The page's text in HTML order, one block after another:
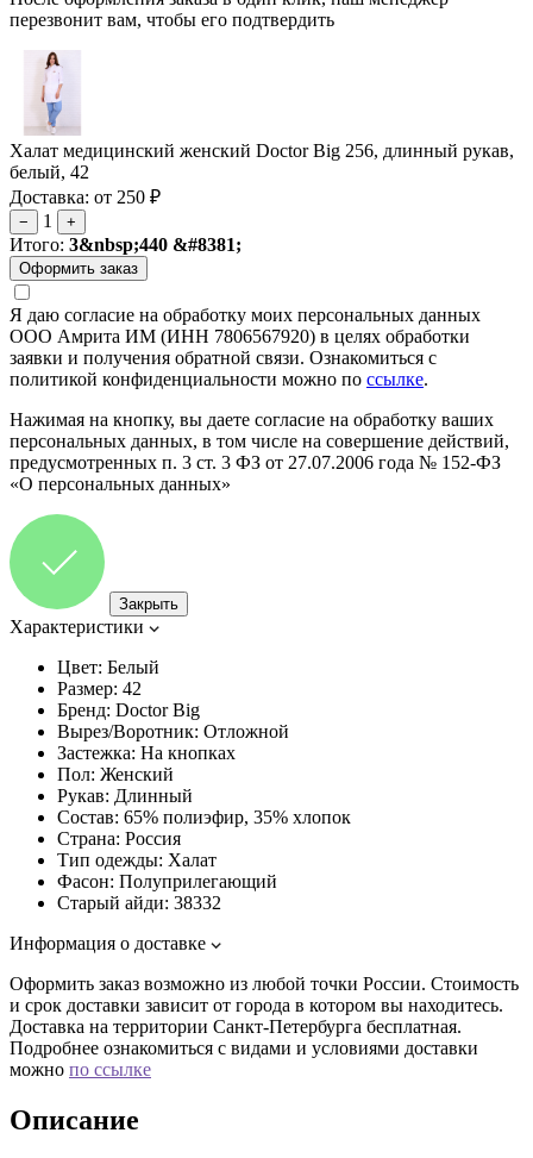
перезвонит вам, чтобы его подтвердить
Халат медицинский женский Doctor Big 256, длинный рукав,
белый, 42
Доставка: от 250 ₽
− 1 +
Итого: 3&nbsp;440 &#8381;
Я даю согласие на обработку моих персональных данных
ООО Амрита ИМ (ИНН 7806567920) в целях обработки
заявки и получения обратной связи. Ознакомиться с
политикой конфиденциальности можно по ссылке.
Нажимая на кнопку, вы даете согласие на обработку ваших
персональных данных, в том числе на совершение действий,
предусмотренных п. 3 ст. 3 ФЗ от 27.07.2006 года № 152-ФЗ
«О персональных данных»
Закрыть
Характеристики
Цвет: Белый
Размер: 42
Бренд: Doctor Big
Вырез/Воротник: Отложной
Застежка: На кнопках
Пол: Женский
Рукав: Длинный
Состав: 65% полиэфир, 35% хлопок
Страна: Россия
Тип одежды: Халат
Фасон: Полуприлегающий
Старый айди: 38332
Информация о доставке
Оформить заказ возможно из любой точки России. Стоимость
и срок доставки зависит от города в котором вы находитесь.
Доставка на территории Санкт-Петербурга бесплатная.
Подробнее ознакомиться с видами и условиями доставки
можно по ссылке
Описание